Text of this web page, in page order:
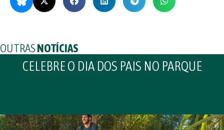
OUTRASNOTÍCIAS
CELEBRE O DIA DOS PAIS NO PARQUE